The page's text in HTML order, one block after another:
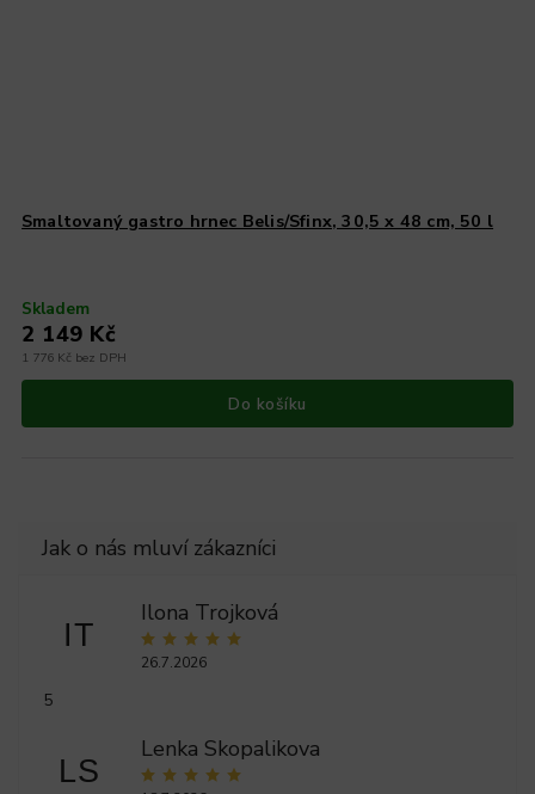
Smaltovaný gastro hrnec Belis/Sfinx, 30,5 x 48 cm, 50 l
Skladem
1 776 Kč bez DPH
2 149 Kč
Do košíku
IT
Ilona Trojková
26.7.2026
5
LS
Lenka Skopalikova